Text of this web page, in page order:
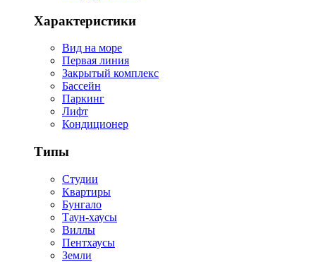
Характеристики
Вид на море
Первая линия
Закрытый комплекс
Бассейн
Паркинг
Лифт
Кондиционер
Типы
Студии
Квартиры
Бунгало
Таун-хаусы
Виллы
Пентхаусы
Земли